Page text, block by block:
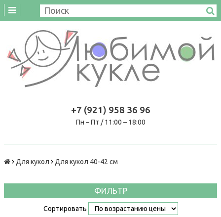
+7 (921) 958 36 96
Пн – Пт / 11:00 – 18:00
Для кукол Для кукол 40-42 см
ФИЛЬТР
Сортировать